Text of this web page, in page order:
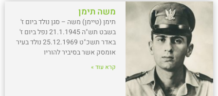
משה תימן
תימן (טיימן) משה – סגן נולד ביום ז'
בשבט תש"ה 21.1.1945 נפל ביום ז'
באדר תשכ"ט 25.12.1969 נולד בעיר
אומסק אשר בסיביר להוריו
קרא עוד »